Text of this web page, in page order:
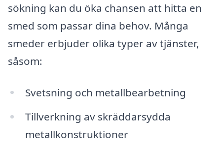
sökning kan du öka chansen att hitta en
smed som passar dina behov. Många
smeder erbjuder olika typer av tjänster,
såsom:
Svetsning och metallbearbetning
Tillverkning av skräddarsydda
metallkonstruktioner